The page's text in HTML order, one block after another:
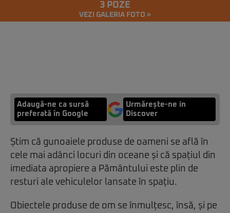
3 POZE
VEZI GALERIA FOTO »
Adaugă-ne ca sursă
preferată în Google
Urmărește-ne in
Discover
Știm că gunoaiele produse de oameni se află în
cele mai adânci locuri din oceane și că spațiul din
imediata apropiere a Pământului este plin de
resturi ale vehiculelor lansate în spațiu.
Obiectele produse de om se înmulțesc, însă, și pe